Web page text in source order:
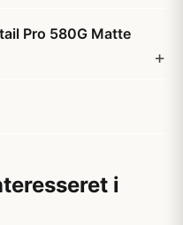
Pro 580G Matte
i